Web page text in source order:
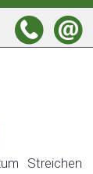
Streichen